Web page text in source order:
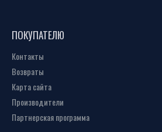
ПОКУПАТЕЛЮ
Контакты
Возвраты
Карта сайта
Производители
Партнерская программа